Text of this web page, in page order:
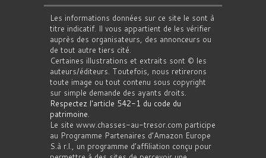
Les informations données sur ce site le sont à
titre indicatif. Il vous appartient de les vérifier
auprès des organisateurs, des annonceurs ou
de tout autre tiers cité.
Certaines illustrations et extraits sont © les
auteurs/éditeurs. Toutefois, nous retirerons
toute image ou tout contenu sous copyright
sur simple demande des ayants droits.
Respectez l'article 542-1 du code du
patrimoine.
Le site www.chasses-au-tresor.com participe
au Programme Partenaires d’Amazon Europe
S.à r.l., un programme d’affiliation conçu pour